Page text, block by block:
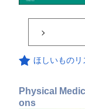
ほしいもの
Physical
ons